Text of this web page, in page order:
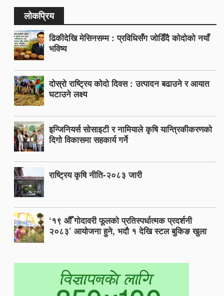
लोकप्रिय
ढिकीदेखि मेसिनसम्म : प्रविधिसँग जोडिँदै कोदोको नयाँ
भविष्य
दोस्रो राष्ट्रिय कोदो दिवस : उत्पादन बढाउने र आयात
घटाउने लक्ष्य
इन्जिनियर्स सोसाइटी र नामियाले कृषि यान्त्रिकीकरणको
दिगो विकासमा सहकार्य गर्ने
राष्ट्रिय कृषि नीति-२०८३ जारी
‘१९ औँ गोदावरी फूलको प्रतिस्पर्धात्मक प्रदर्शनी
२०८३’ आयोजना हुने, भदौ १ देखि स्टल बुकिङ खुला